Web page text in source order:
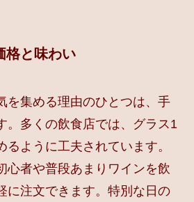
格と味わい
を集める理由のひとつは、手
。多くの飲食店では、グラス1
ように工夫されています。
心者や普段あまりワインを飲
に注文できます。特別な日の